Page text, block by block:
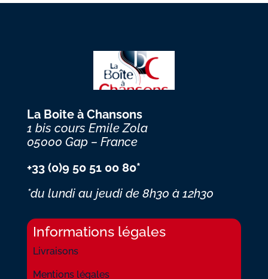
La Boite à Chansons
1 bis cours Emile Zola
05000 Gap – France
+33 (0)9 50 51 00 80*
*du lundi au jeudi de 8h30 à 12h30
Informations légales
Livraisons
Mentions légales